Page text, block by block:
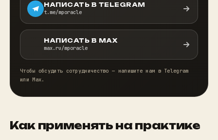
НАПИСАТЬ В TELEGRAM
t.me/mporacle
НАПИСАТЬ В MAX
max.ru/mporacle
Чтобы обсудить сотрудничество — напишите нам в Telegram
или Max.
Как применять на практике